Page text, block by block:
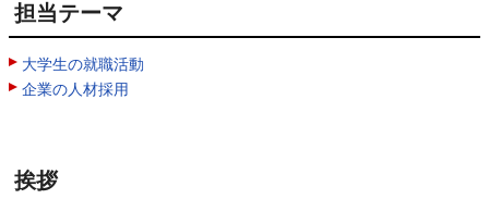
担当テーマ
大学生の就職活動
企業の人材採用
挨拶